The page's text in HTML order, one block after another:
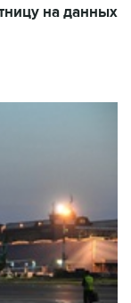
на данных